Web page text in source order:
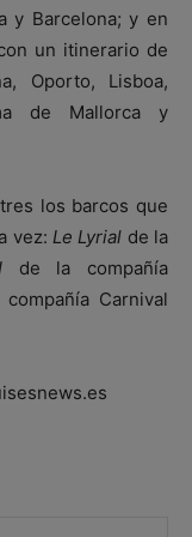
y Barcelona; y en
un itinerario de
Oporto, Lisboa,
de Mallorca y
los barcos que
vez: Le Lyrial de la
de la compañía
Carnival